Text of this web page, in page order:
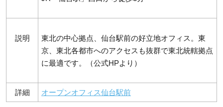
説明
東北の中心拠点、仙台駅前の好立地オフィス。東
京、東北各都市へのアクセスも抜群で東北統轄拠点
に最適です。（公式HPより）
詳細 オープンオフィス仙台駅前